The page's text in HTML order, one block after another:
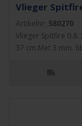
Vlieger
Artikelnr: 580270
Vlieger Spitfire 0.8.
37 cm.Met 3 mm.